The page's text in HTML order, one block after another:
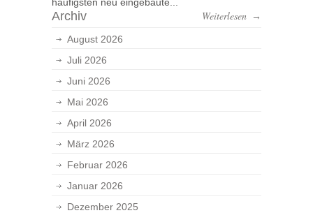
Weiterlesen →
Archiv
August 2026
Juli 2026
Juni 2026
Mai 2026
April 2026
März 2026
Februar 2026
Januar 2026
Dezember 2025